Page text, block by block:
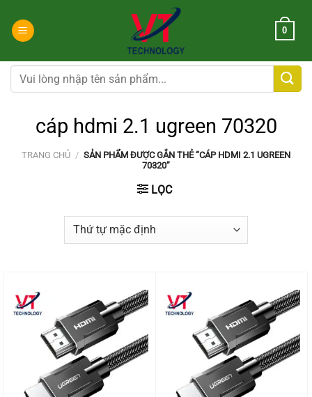
đến
dung
0
Tìm
kiếm:
cáp hdmi 2.1 ugreen 70320
TRANG CHỦ / SẢN PHẨM ĐƯỢC GẮN THẺ “CÁP HDMI 2.1 UGREEN
70320”
LỌC